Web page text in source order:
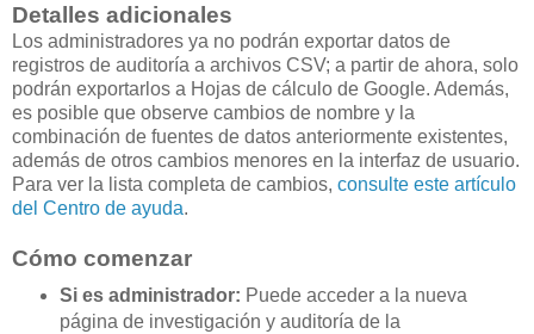
Detalles adicionales
Los administradores ya no podrán exportar datos de
registros de auditoría a archivos CSV; a partir de ahora, solo
podrán exportarlos a Hojas de cálculo de Google. Además,
es posible que observe cambios de nombre y la
combinación de fuentes de datos anteriormente existentes,
además de otros cambios menores en la interfaz de usuario.
Para ver la lista completa de cambios, consulte este artículo
del Centro de ayuda.
Cómo comenzar
Si es administrador: Puede acceder a la nueva
página de investigación y auditoría de la